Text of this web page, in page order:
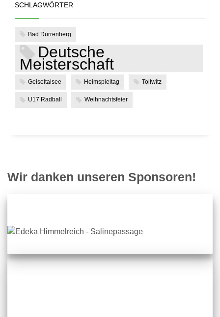
SCHLAGWÖRTER
Bad Dürrenberg
Deutsche
Meisterschaft
Geiseltalsee Heimspieltag Tollwitz
U17 Radball Weihnachtsfeier
Wir danken unseren Sponsoren!